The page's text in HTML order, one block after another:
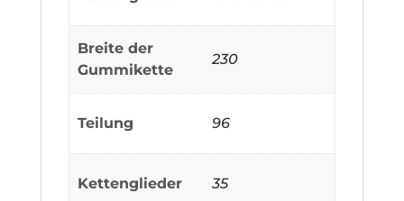
Breite der
Gummikette
230
Teilung 96
Kettenglieder 35